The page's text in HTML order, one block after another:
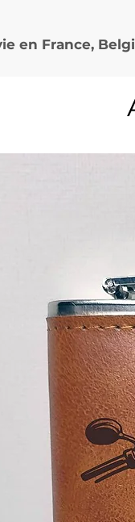
en France,